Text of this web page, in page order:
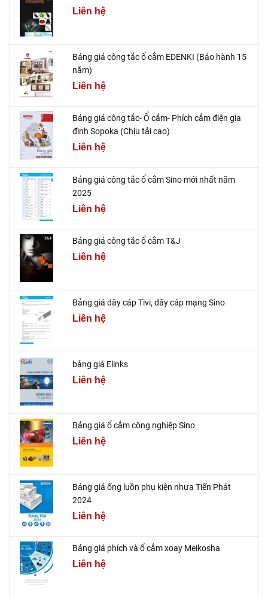
Liên hệ
Bảng giá công tắc ổ cắm EDENKI (Bảo hành 15
năm)
Liên hệ
Bảng giá công tắc- Ổ cắm- Phích cắm điện gia
đình Sopoka (Chịu tải cao)
Liên hệ
Bảng giá công tắc ổ cắm Sino mới nhất năm
2025
Liên hệ
Bảng giá công tắc ổ cắm T&J
Liên hệ
Bảng giá dây cáp Tivi, dây cáp mạng Sino
Liên hệ
bảng giá Elinks
Liên hệ
Bảng giá ổ cắm công nghiệp Sino
Liên hệ
Bảng giá ống luồn phụ kiện nhựa Tiến Phát
2024
Liên hệ
Bảng giá phích và ổ cắm xoay Meikosha
Liên hệ